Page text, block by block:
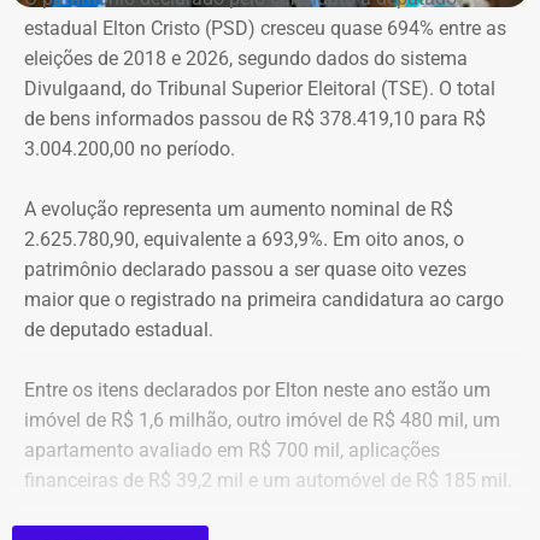
“Creio que duas coisas ainda impedem as mulheres de
seguirem adiante nesta batalha. A vergonha e o medo.
Porque é necessário ter mais do que coragem para seguir
adiante no enfrentamento à violência doméstica. Pois
primeiro é o temor de continuar viva e estar ao lado do
agressor. E o outro é o que vai acontecer com ela depois
que a denúncia for feita. Afinal, há o receio que alguma
brecha legal permita que o agressor, de alguma forma,
fique impune”, comenta.
Passados oitos anos após as agrssões se tornarem
públicas nacionalmente, Cristiane cita qual o principal
item que acredita ser necessário que as autoridades
tenham mais rigor.
estadual Elton Cristo (PSD) cresceu quase 694% entre as
eleições de 2018 e 2026, segundo dados do sistema
Divulgaand, do Tribunal Superior Eleitoral (TSE). O total
de bens informados passou de R$ 378.419,10 para R$
3.004.200,00 no período.
A evolução representa um aumento nominal de R$
2.625.780,90, equivalente a 693,9%. Em oito anos, o
patrimônio declarado passou a ser quase oito vezes
maior que o registrado na primeira candidatura ao cargo
de deputado estadual.
Entre os itens declarados por Elton neste ano estão um
imóvel de R$ 1,6 milhão, outro imóvel de R$ 480 mil, um
apartamento avaliado em R$ 700 mil, aplicações
financeiras de R$ 39,2 mil e um automóvel de R$ 185 mil.